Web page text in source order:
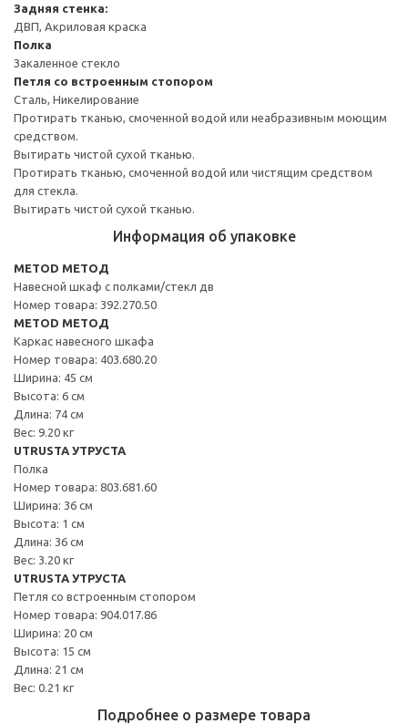
Задняя стенка:
ДВП, Акриловая краска
Полка
Закаленное стекло
Петля со встроенным стопором
Сталь, Никелирование
Протирать тканью, смоченной водой или неабразивным моющим
средством.
Вытирать чистой сухой тканью.
Протирать тканью, смоченной водой или чистящим средством
для стекла.
Вытирать чистой сухой тканью.
Информация об упаковке
METOD МЕТОД
Навесной шкаф с полками/стекл дв
Номер товара: 392.270.50
METOD МЕТОД
Каркас навесного шкафа
Номер товара: 403.680.20
Ширина: 45 см
Высота: 6 см
Длина: 74 см
Вес: 9.20 кг
UTRUSTA УТРУСТА
Полка
Номер товара: 803.681.60
Ширина: 36 см
Высота: 1 см
Длина: 36 см
Вес: 3.20 кг
UTRUSTA УТРУСТА
Петля со встроенным стопором
Номер товара: 904.017.86
Ширина: 20 см
Высота: 15 см
Длина: 21 см
Вес: 0.21 кг
Подробнее о размере товара